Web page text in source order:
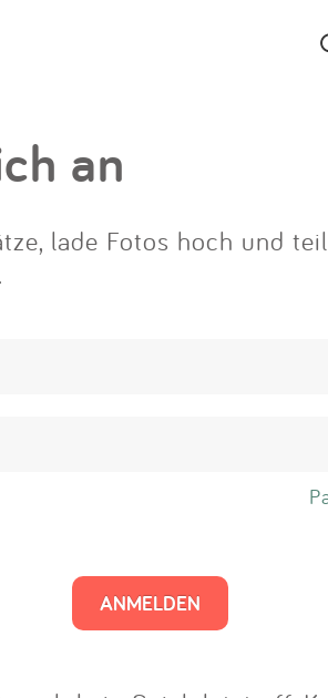
App
Anmelden
an
lade Fotos hoch und